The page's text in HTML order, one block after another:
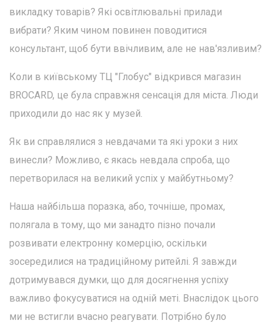
викладку товарів? Які освітлювальні прилади
вибрати? Яким чином повинен поводитися
консультант, щоб бути ввічливим, але не нав'язливим?
Коли в київському ТЦ "Глобус" відкрився магазин
BROCARD, це була справжня сенсація для міста. Люди
приходили до нас як у музей.
⁠Як ви справлялися з невдачами та які уроки з них
винесли? Можливо, є якась невдала спроба, що
перетворилася на великий успіх у майбутньому?
Наша найбільша поразка, або, точніше, промах,
полягала в тому, що ми занадто пізно почали
розвивати електронну комерцію, оскільки
зосередилися на традиційному ритейлі. Я завжди
дотримувався думки, що для досягнення успіху
важливо фокусуватися на одній меті. Внаслідок цього
ми не встигли вчасно реагувати. Потрібно було